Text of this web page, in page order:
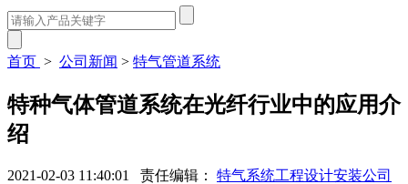
首页 > 公司新闻 > 特气管道系统
特种气体管道系统在光纤行业中的应用介
绍
2021-02-03 11:40:01 责任编辑： 特气系统工程设计安装公司